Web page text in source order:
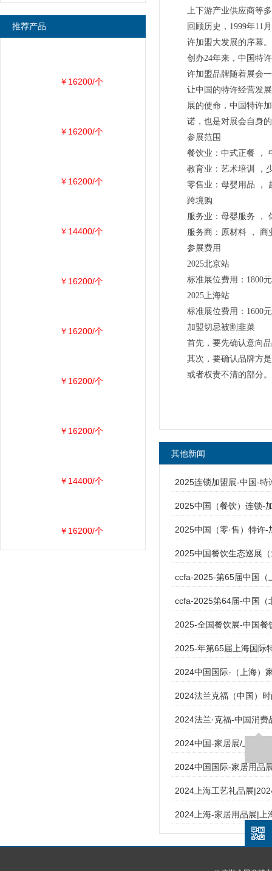
上下游产业供应商等
回顾历史，1999年11
许加盟大发展的序幕。
创办24年来，中国特
许加盟品牌随着展会
让中国的特许经营发
展的使命，中国特许
诺，也是对展会自身
参展范围
餐饮业：中式正餐 ，
教育业：艺术培训 ，
零售业：母婴用品 ，
跨境购
服务业：母婴服务 ，
服务商：原材料 ，
参展费用
2025北京站
标准展位费用：1800
2025上海站
标准展位费用：1600
加盟切忌被割韭菜
首先，要先确认意向
其次，要确认品牌方
或者权责不清的部分。
其他新闻
2025连锁加盟展-中国-特
2025中国（餐饮）连锁-
2025中国（零·售）特许-
2025中国餐饮生态巡展
ccfa-2025-第65届中国（
ccfa-2025第64届-中国（
2025-全国餐饮展-中国餐
2025-年第65届上海国际
2024中国国际-（上海）
2024法兰克福（中国）
2024法兰·克福-中国消
2024中国-家居展/上海-
2024中国国际-家居用品
2024上海工艺礼品展
2024上海-家居用品展|上
推荐产品
￥16200/个
￥16200/个
￥16200/个
￥14400/个
￥16200/个
￥16200/个
￥16200/个
￥16200/个
￥14400/个
￥16200/个